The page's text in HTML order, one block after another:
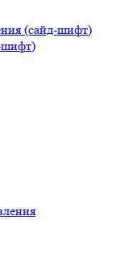
(сайд-шифт)
шифт)